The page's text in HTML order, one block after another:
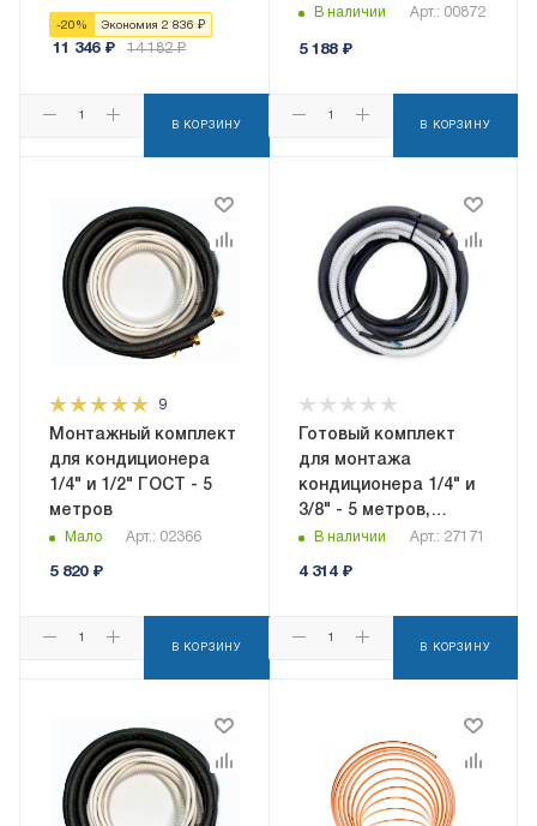
-20 % Экономия 2 836 ₽
11 346₽ 14 182₽
В КОРЗИНУ
В наличии Арт.: 00872
5 188₽
В КОРЗИНУ
9
Монтажный комплект
для кондиционера
1/4" и 1/2" ГОСТ - 5
метров
Мало Арт.: 02366
5 820₽
В КОРЗИНУ
Готовый комплект
для монтажа
кондиционера 1/4" и
3/8" - 5 метров,
трасса сплит-
В наличии Арт.: 27171
4 314₽
В КОРЗИНУ